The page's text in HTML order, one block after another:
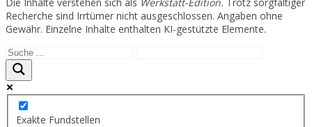
Recherche sind Irrtümer nicht ausgeschlossen. Angaben ohne
Gewähr. Einzelne Inhalte enthalten KI-gestützte Elemente.
Exakte Fundstellen